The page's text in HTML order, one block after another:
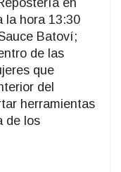
en
la hora 13:30
Batoví;
de las
que
del
herramientas
de los